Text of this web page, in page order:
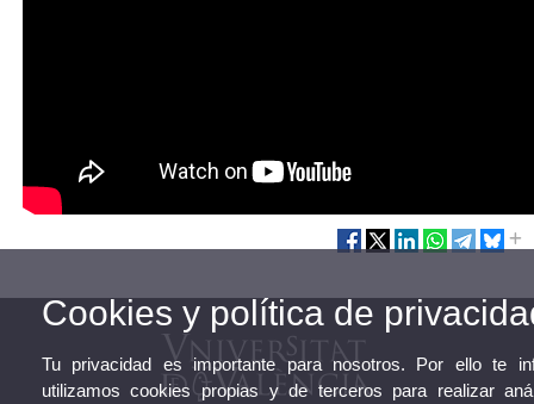
Cookies y política de
Tu privacidad es importante para nosotros. Por ello te
utilizamos cookies propias y de terceros para realizar